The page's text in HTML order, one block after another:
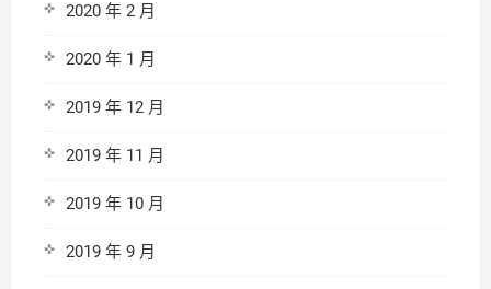
2020 年 2 月
2020 年 1 月
2019 年 12 月
2019 年 11 月
2019 年 10 月
2019 年 9 月